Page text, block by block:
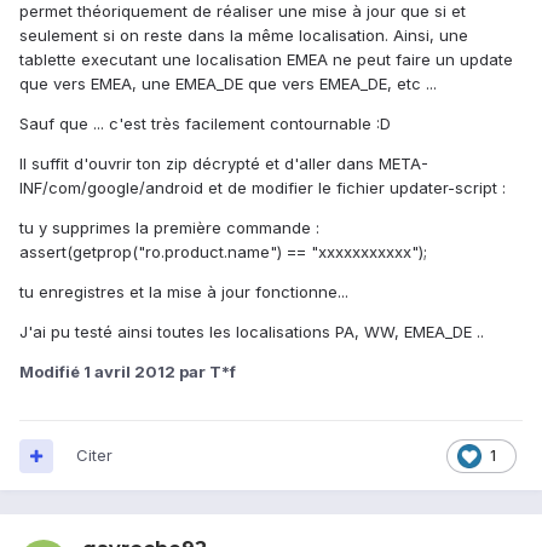
permet théoriquement de réaliser une mise à jour que si et
seulement si on reste dans la même localisation. Ainsi, une
tablette executant une localisation EMEA ne peut faire un update
que vers EMEA, une EMEA_DE que vers EMEA_DE, etc ...
Sauf que ... c'est très facilement contournable :D
Il suffit d'ouvrir ton zip décrypté et d'aller dans META-
INF/com/google/android et de modifier le fichier updater-script :
tu y supprimes la première commande :
assert(getprop("ro.product.name") == "xxxxxxxxxxx");
tu enregistres et la mise à jour fonctionne...
J'ai pu testé ainsi toutes les localisations PA, WW, EMEA_DE ..
Modifié 1 avril 2012 par T*f
1
Citer